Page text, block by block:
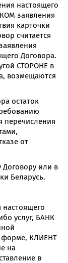
настоящего
заявления
карточки
считается
Договора.
СТОРОНЕ в
возмещаются
остаток
перечисления
от
или в
Беларусь.
настоящего
услуг, БАНК
форме, КЛИЕНТ
на
в